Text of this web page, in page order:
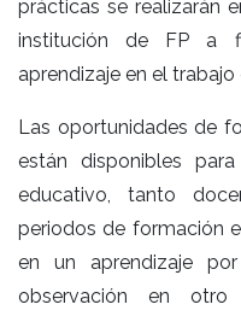
prácticas se realizarán
institución de FP a
aprendizaje en el
Las oportunidades de
están disponibles
educativo, tanto
periodos de formación
en un aprendizaje
observación en